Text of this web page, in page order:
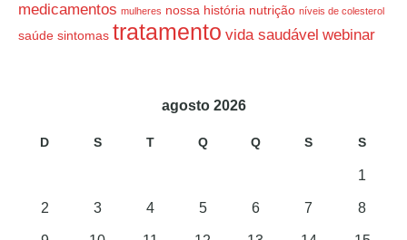
medicamentos mulheres nossa história nutrição níveis de colesterol
saúde sintomas tratamento vida saudável webinar
agosto 2026
D S T Q Q S S
1
2 3 4 5 6 7 8